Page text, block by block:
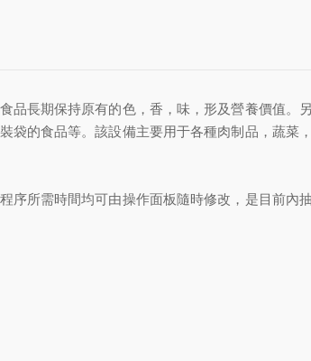
品長期保持原有的色，香，味，形及營養價值。
的食品等。該設備主要用于各種肉制品，蔬菜
所需時間均可由操作面板隨時修改，是目前內